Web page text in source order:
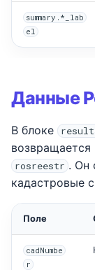
summary.*_lab
el
Данные
В блоке
rosreestr . Он
кадастровые
Поле
cadNumbe
r